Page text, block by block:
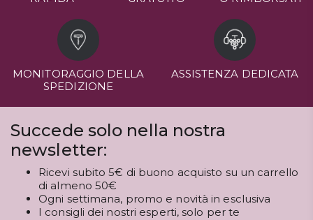
MONITORAGGIO DELLA
SPEDIZIONE
ASSISTENZA DEDICATA
Succede solo nella nostra
newsletter:
Ricevi subito 5€ di buono acquisto su un carrello
di almeno 50€
Ogni settimana, promo e novità in esclusiva
I consigli dei nostri esperti, solo per te